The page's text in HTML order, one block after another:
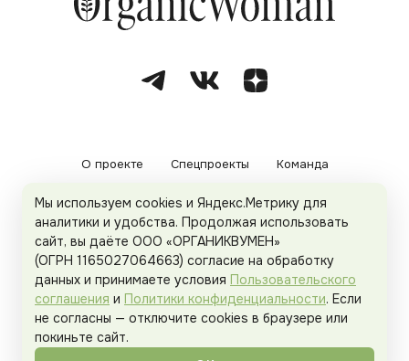
О проекте Спецпроекты Команда
Рекламодателям Политика конфиденциальности
Пользовательское соглашение
Organicwoman.ru . Все права защищены.
Мы используем cookies и Яндекс.Метрику для
аналитики и удобства. Продолжая использовать
сайт, вы даёте ООО «ОРГАНИКВУМЕН»
(ОГРН 1165027064663) согласие на обработку
данных и принимаете условия Пользовательского
соглашения и Политики конфиденциальности. Если
не согласны — отключите cookies в браузере или
покиньте сайт.